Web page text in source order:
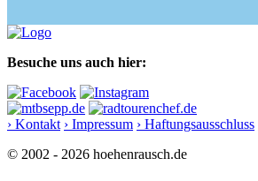
Besuche uns auch hier:
› Kontakt › Impressum › Haftungsausschluss
© 2002 - 2026 hoehenrausch.de